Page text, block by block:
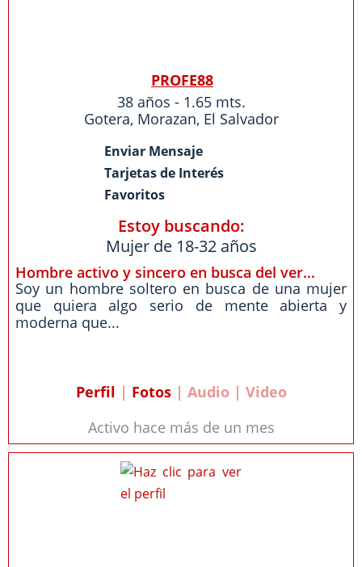
PROFE88
38 años - 1.65 mts.
Gotera, Morazan, El Salvador
Enviar Mensaje
Tarjetas de Interés
Favoritos
Estoy buscando:
Mujer de 18-32 años
Hombre activo y sincero en busca del ver...
Soy un hombre soltero en busca de una mujer
que quiera algo serio de mente abierta y
moderna que...
Perfil | Fotos| Audio | Video
Activo hace más de un mes